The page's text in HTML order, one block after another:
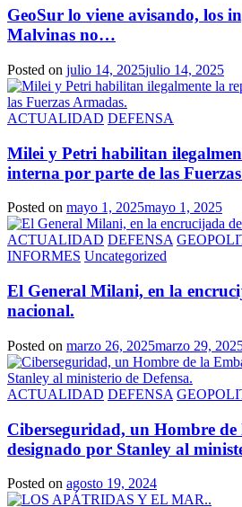
GeoSur lo viene avisando, los
Malvinas no…
Posted on julio 14, 2025julio 14, 2025
ACTUALIDAD DEFENSA
Milei y Petri habilitan
interna por parte de las
Posted on mayo 1, 2025mayo 1, 2025
ACTUALIDAD DEFENSA
INFORMES Uncategorized
El General Milani, en la
nacional.
Posted on marzo 26, 2025marzo 29,
ACTUALIDAD DEFENSA
Ciberseguridad, un Hombre
designado por Stanley al
Posted on agosto 19, 2024